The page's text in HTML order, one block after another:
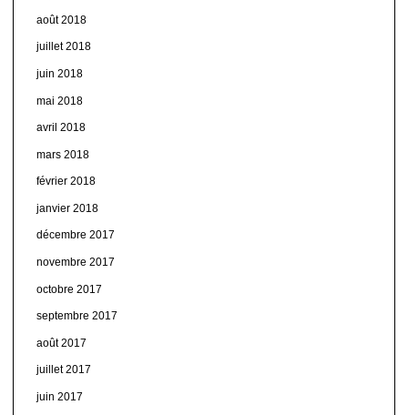
août 2018
juillet 2018
juin 2018
mai 2018
avril 2018
mars 2018
février 2018
janvier 2018
décembre 2017
novembre 2017
octobre 2017
septembre 2017
août 2017
juillet 2017
juin 2017